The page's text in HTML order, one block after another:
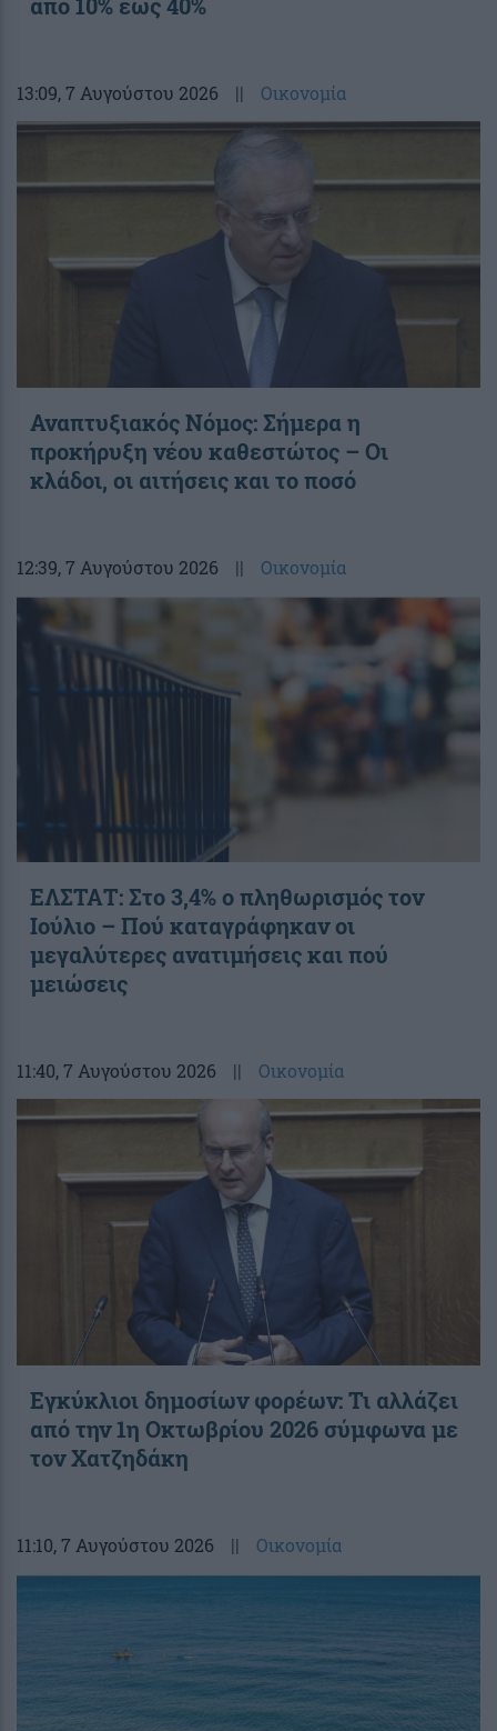
13:09, 7 Αυγούστου 2026 || Οικονομία
Αναπτυξιακός Νόμος: Σήμερα η
προκήρυξη νέου καθεστώτος – Οι
κλάδοι, οι αιτήσεις και το ποσό
12:39, 7 Αυγούστου 2026 || Οικονομία
ΕΛΣΤΑΤ: Στο 3,4% ο πληθωρισμός τον
Ιούλιο – Πού καταγράφηκαν οι
μεγαλύτερες ανατιμήσεις και πού
μειώσεις
11:40, 7 Αυγούστου 2026 || Οικονομία
Εγκύκλιοι δημοσίων φορέων: Τι αλλάζει
από την 1η Οκτωβρίου 2026 σύμφωνα με
τον Χατζηδάκη
11:10, 7 Αυγούστου 2026 || Οικονομία